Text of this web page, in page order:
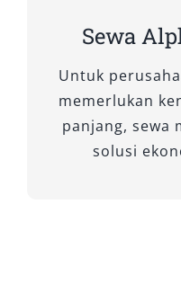
3. New Alphard
(Premium
Tipe X Hybrid
pilihan tepat untuk
elegan tanpa
Dilengkapi fitur
Sewa
Untuk
memerlukan
panjang, sewa
solusi